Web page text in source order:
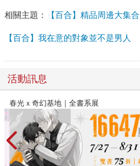
相關主題： 【百合】精品周邊大集合
【百合】我在意的對象並不是男人
活動訊息
閱讀漫遊錄-2026